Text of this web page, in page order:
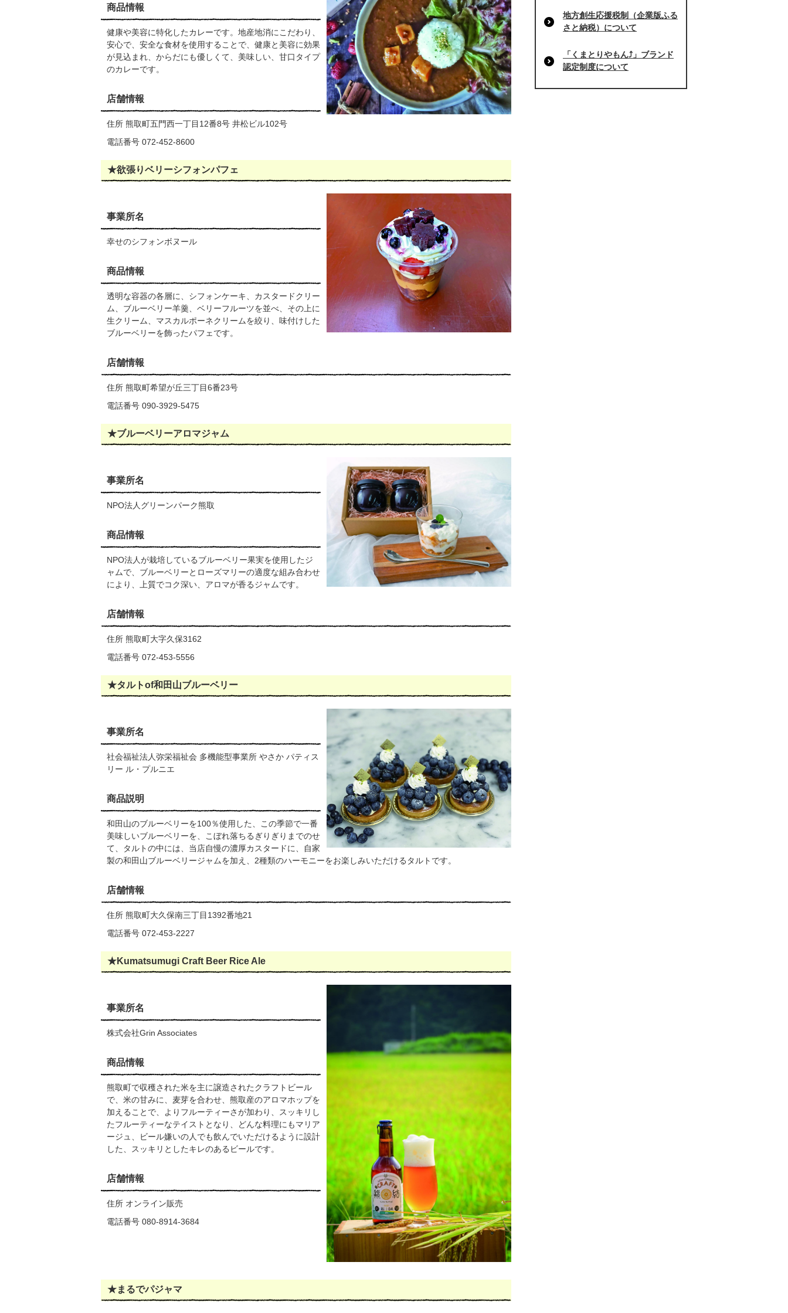
商品情報
健康や美容に特化したカレーです。地産地消にこだわり、
安心で、安全な食材を使用することで、健康と美容に効果
が見込まれ、からだにも優しくて、美味しい、甘口タイプ
のカレーです。
店舗情報
住所 熊取町五門西一丁目12番8号 井松ビル102号
電話番号 072-452-8600
★欲張りベリーシフォンパフェ
事業所名
幸せのシフォンボヌール
商品情報
透明な容器の各層に、シフォンケーキ、カスタードクリー
ム、ブルーベリー羊羹、ベリーフルーツを並べ、その上に
生クリーム、マスカルポーネクリームを絞り、味付けした
ブルーベリーを飾ったパフェです。
店舗情報
住所 熊取町希望が丘三丁目6番23号
電話番号 090-3929-5475
★ブルーベリーアロマジャム
事業所名
NPO法人グリーンパーク熊取
商品情報
NPO法人が栽培しているブルーベリー果実を使用したジ
ャムで、ブルーベリーとローズマリーの適度な組み合わせ
により、上質でコク深い、アロマが香るジャムです。
店舗情報
住所 熊取町大字久保3162
電話番号 072-453-5556
★タルトof和田山ブルーベリー
事業所名
社会福祉法人弥栄福祉会 多機能型事業所 やさか パティス
リー ル・プルニエ
商品説明
和田山のブルーベリーを100％使用した、この季節で一番
美味しいブルーベリーを、こぼれ落ちるぎりぎりまでのせ
て、タルトの中には、当店自慢の濃厚カスタードに、自家
製の和田山ブルーベリージャムを加え、2種類のハーモニーをお楽しみいただけるタルトです。
店舗情報
住所 熊取町大久保南三丁目1392番地21
電話番号 072-453-2227
★Kumatsumugi Craft Beer Rice Ale
事業所名
株式会社Grin Associates
商品情報
熊取町で収穫された米を主に譲造されたクラフトビール
で、米の甘みに、麦芽を合わせ、熊取産のアロマホップを
加えることで、よりフルーティーさが加わり、スッキリし
たフルーティーなテイストとなり、どんな料理にもマリア
ージュ、ビール嫌いの人でも飲んでいただけるように設計
した、スッキリとしたキレのあるビールです。
店舗情報
住所 オンライン販売
電話番号 080-8914-3684
★まるでパジャマ
地方創生応援税制（企業版ふる
さと納税）について
「くまとりやもん⤴」ブランド
認定制度について